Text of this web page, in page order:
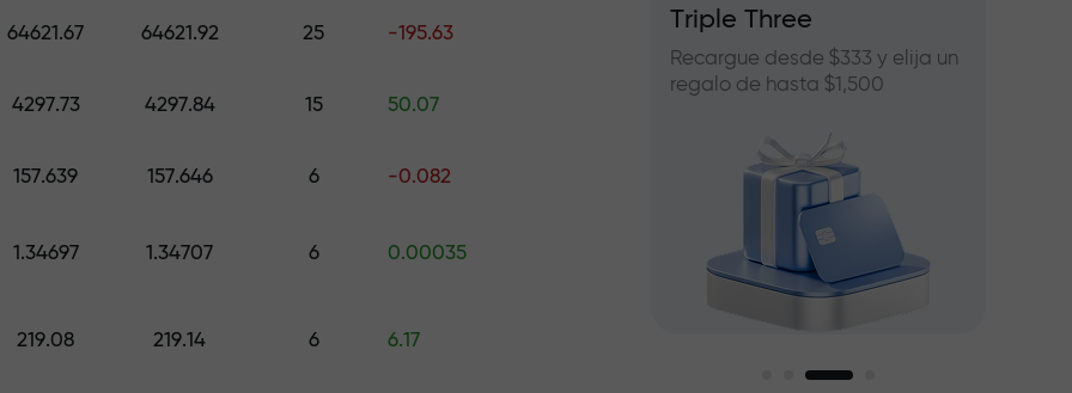
de regalos
— garantizamos
64621.67 64621.92 25 -195.63
4297.73 4297.84 15 50.07
157.639 157.646 6 -0.082
1.34697 1.34707 6 0.00035
219.08 219.14 6 6.17
Aprenda a operar desde cero —
Pronósticos diarios de Forex,
Triple Three
Recargue desde $333 y elija un
regalo de hasta $1,500